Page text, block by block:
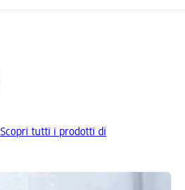
Scopri tutti i prodotti di